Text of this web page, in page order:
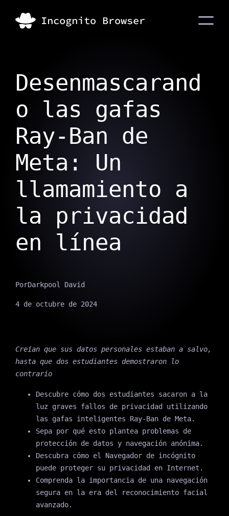
Desenmascarand
o las gafas
Ray-Ban de
Meta: Un
llamamiento a
la privacidad
en línea
PorDarkpool David
4 de octubre de 2024
Creían que sus datos personales estaban a salvo,
hasta que dos estudiantes demostraron lo
contrario
Descubre cómo dos estudiantes sacaron a la
luz graves fallos de privacidad utilizando
las gafas inteligentes Ray-Ban de Meta.
Sepa por qué esto plantea problemas de
protección de datos y navegación anónima.
Descubra cómo el Navegador de incógnito
puede proteger su privacidad en Internet.
Comprenda la importancia de una navegación
segura en la era del reconocimiento facial
avanzado.